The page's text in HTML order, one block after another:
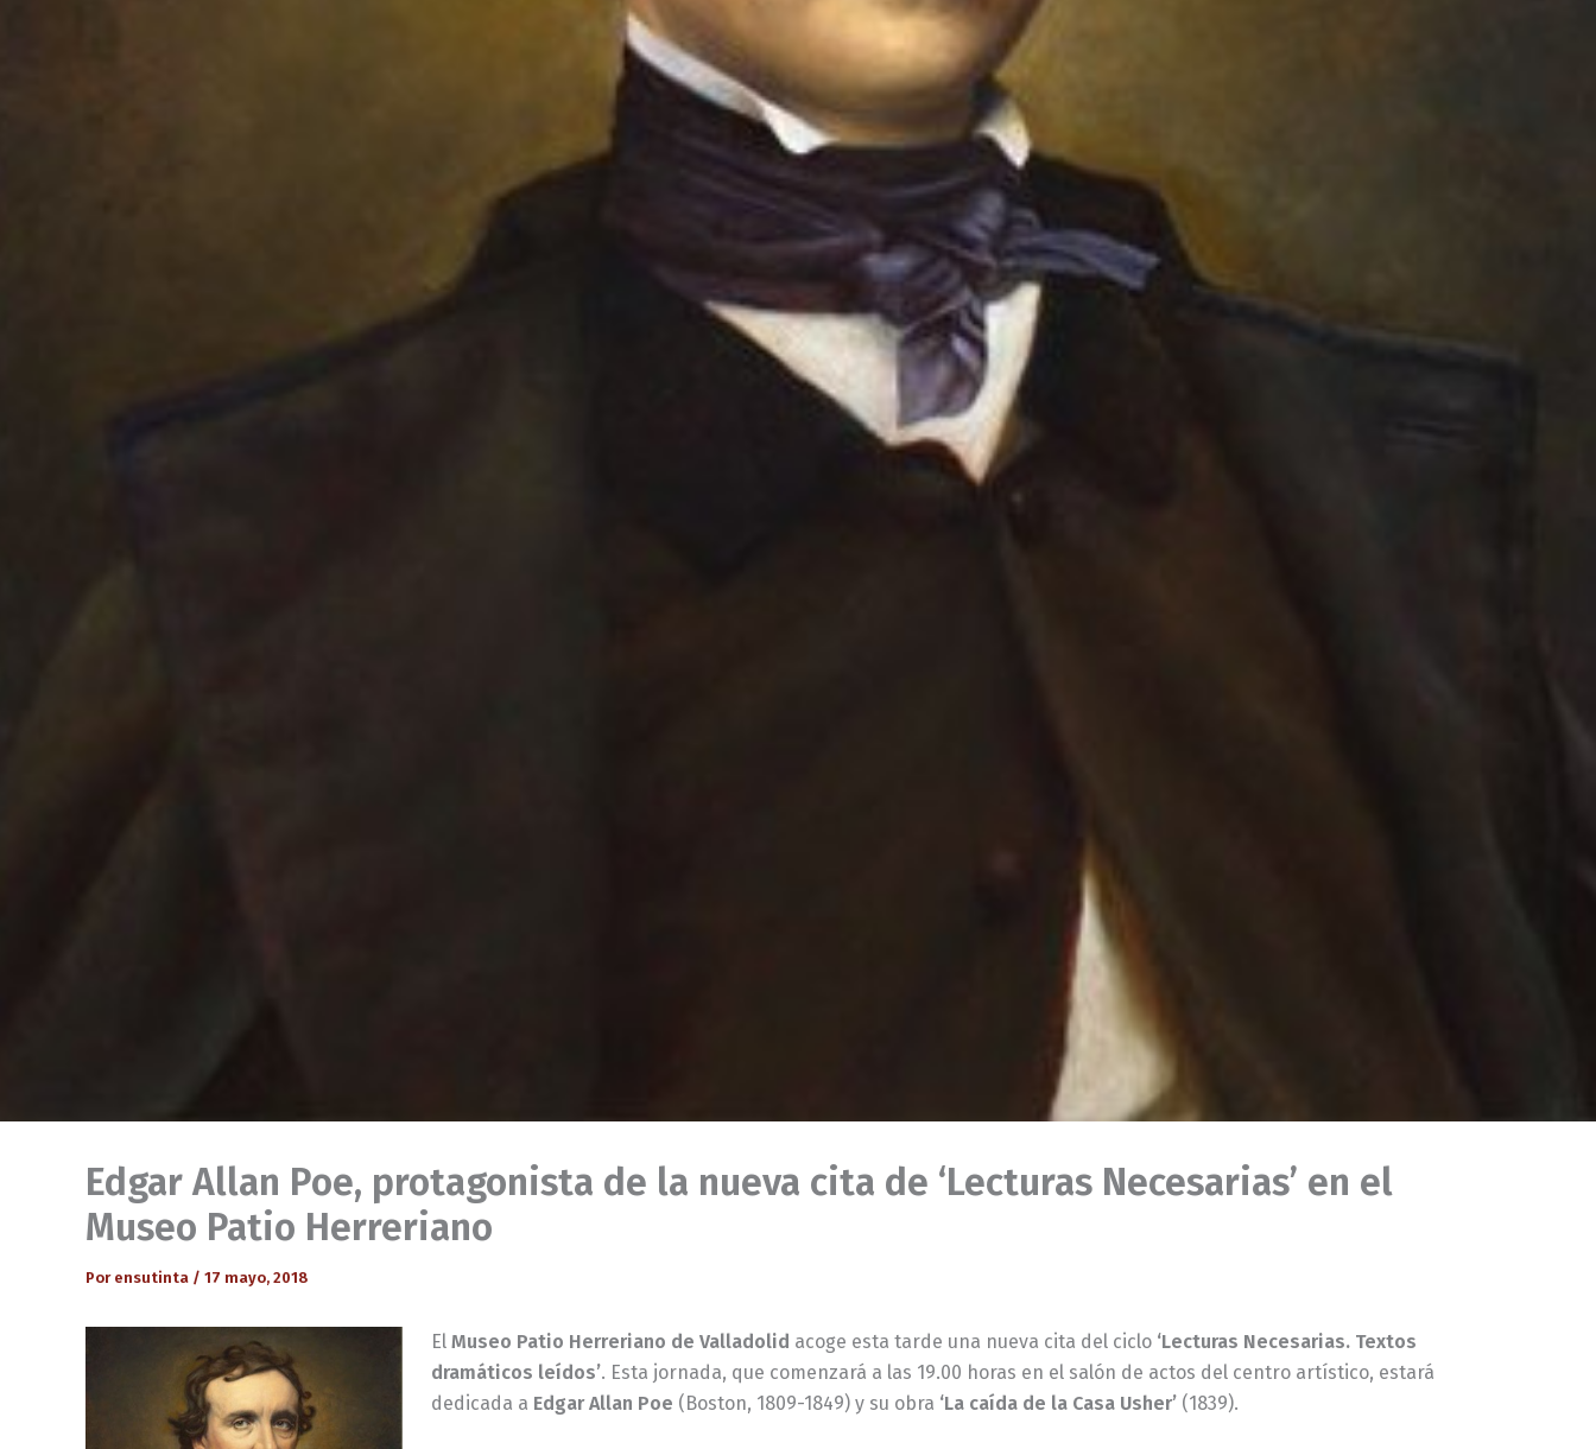
Edgar Allan Poe, protagonista de la nueva cita de ‘Lecturas Necesarias’ en el
Museo Patio Herreriano
Por ensutinta / 17 mayo, 2018
El Museo Patio Herreriano de Valladolid acoge esta tarde una nueva cita del ciclo ‘Lecturas Necesarias. Textos
dramáticos leídos’. Esta jornada, que comenzará a las 19.00 horas en el salón de actos del centro artístico, estará
dedicada a Edgar Allan Poe (Boston, 1809-1849) y su obra ‘La caída de la Casa Usher’ (1839).